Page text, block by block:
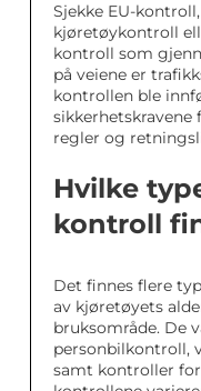
Sjekke EU-
kjøretøykontroll
kontroll som
på veiene er
kontrollen ble
sikkerhetskravene
regler og
Hvilke
kontroll
Det finnes flere
av kjøretøyets
bruksområde. De
personbilkontroll,
samt kontroller